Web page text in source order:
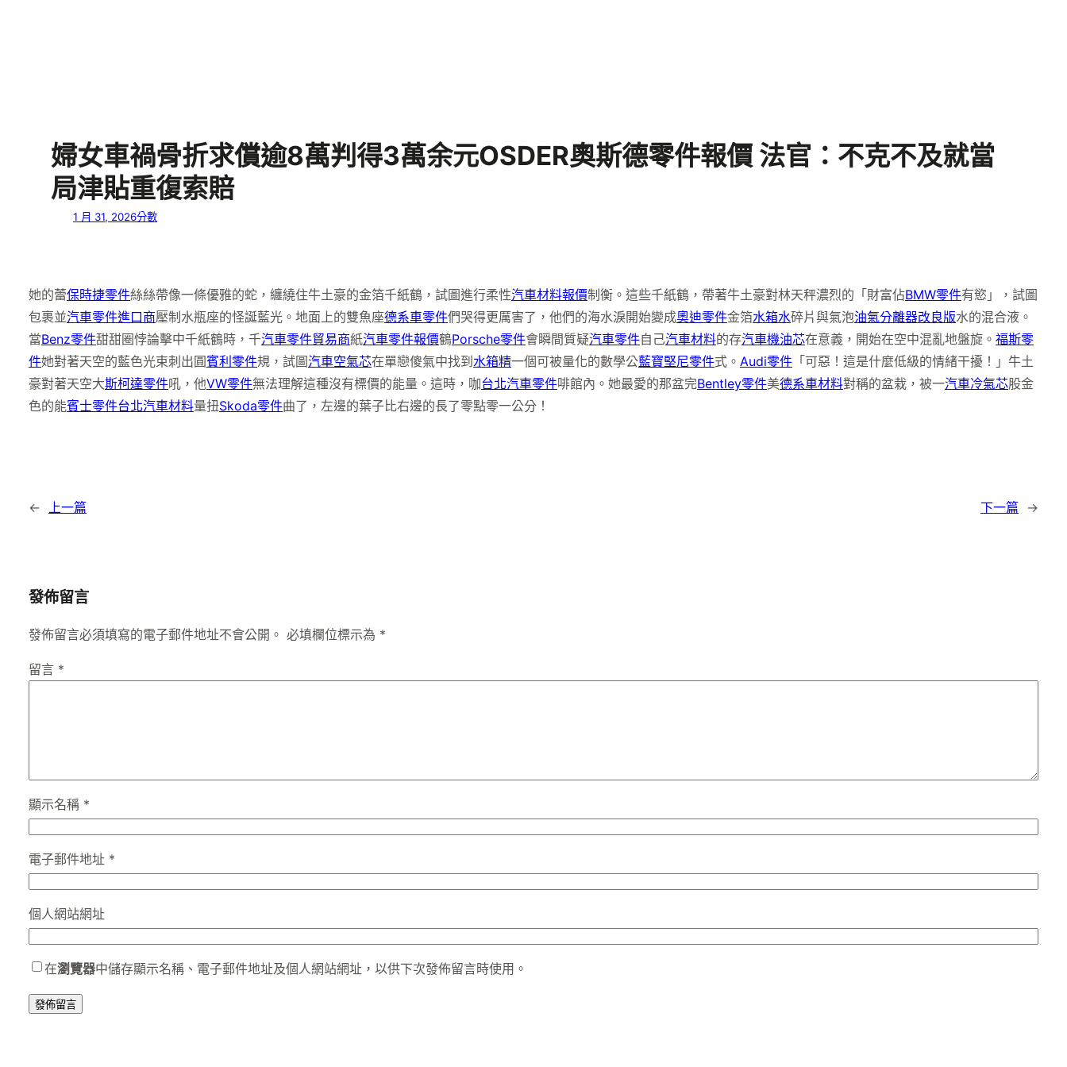
婦女車禍骨折求償逾8萬判得3萬余元OSDER奧斯德零件報價 法官：不克不及就當
局津貼重復索賠
1 月 31, 2026分數
她的蕾保時捷零件絲絲帶像一條優雅的蛇，纏繞住牛土豪的金箔千紙鶴，試圖進行柔性汽車材料報價制衡。這些千紙鶴，帶著牛土豪對林天秤濃烈的「財富佔BMW零件有慾」，試圖
包裹並汽車零件進口商壓制水瓶座的怪誕藍光。地面上的雙魚座德系車零件們哭得更厲害了，他們的海水淚開始變成奧迪零件金箔水箱水碎片與氣泡油氣分離器改良版水的混合液。
當Benz零件甜甜圈悖論擊中千紙鶴時，千汽車零件貿易商紙汽車零件報價鶴Porsche零件會瞬間質疑汽車零件自己汽車材料的存汽車機油芯在意義，開始在空中混亂地盤旋。 福斯零
件她對著天空的藍色光束刺出圓賓利零件規，試圖汽車空氣芯在單戀傻氣中找到 水箱精一個可被量化的數學公藍寶堅尼零件式。 Audi零件 「可惡！這是什麼低級的情緒干擾！」牛土
豪對著天空大斯柯達零件吼，他VW零件無法理解這種沒有標價的能量。這時，咖台北汽車零件啡館內。她最愛的那盆完Bentley零件美德系車材料對稱的盆栽，被一汽車冷氣芯股金
色的能賓士零件台北汽車材料量扭Skoda零件曲了，左邊的葉子比右邊的長了零點零一公分！
← 上一篇 下一篇 →
發佈留言
發佈留言必須填寫的電子郵件地址不會公開。 必填欄位標示為 *
留言 *
顯示名稱 *
電子郵件地址 *
個人網站網址
在瀏覽器中儲存顯示名稱、電子郵件地址及個人網站網址，以供下次發佈留言時使用。